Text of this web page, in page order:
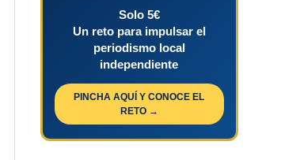
Solo 5€
Un reto para impulsar el
periodismo local
independiente
PINCHA AQUÍ Y CONOCE EL
RETO →